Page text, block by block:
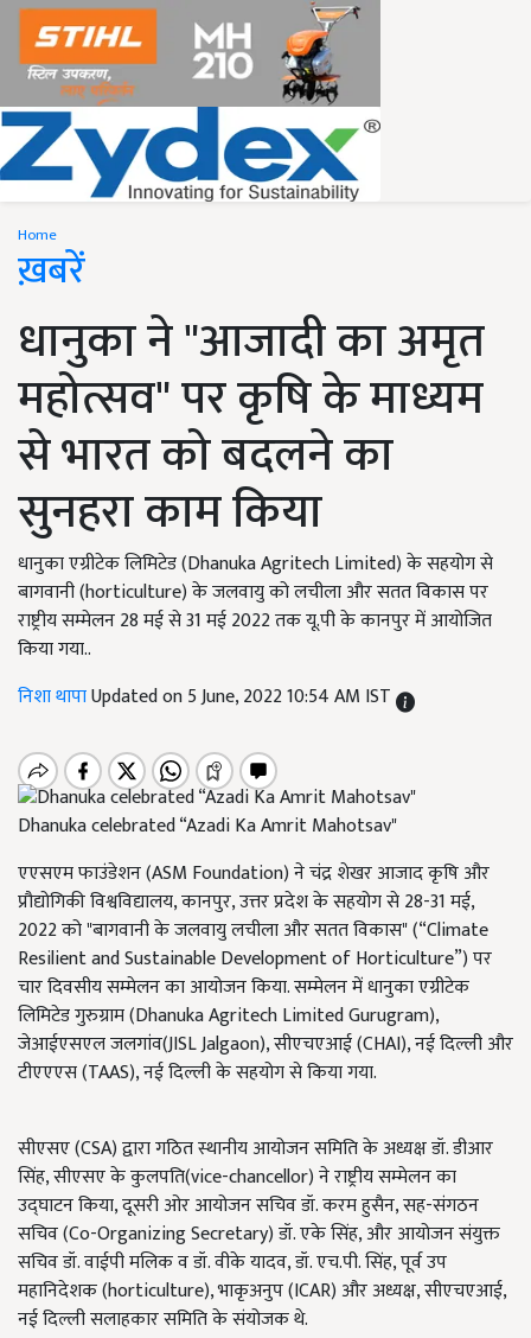
Home
ख़बरें
धानुका ने "आजादी का अमृत
महोत्सव" पर कृषि के माध्यम
से भारत को बदलने का
सुनहरा काम किया
धानुका एग्रीटेक लिमिटेड (Dhanuka Agritech Limited) के सहयोग से
बागवानी (horticulture) के जलवायु को लचीला और सतत विकास पर
राष्ट्रीय सम्मेलन 28 मई से 31 मई 2022 तक यू.पी के कानपुर में आयोजित
किया गया..
निशा थापाUpdated on 5 June, 2022 10:54 AM IST
Dhanuka celebrated “Azadi Ka Amrit Mahotsav"
एएसएम फाउंडेशन (ASM Foundation) ने चंद्र शेखर आजाद कृषि और
प्रौद्योगिकी विश्वविद्यालय, कानपुर, उत्तर प्रदेश के सहयोग से 28-31 मई,
2022 को "बागवानी के जलवायु लचीला और सतत विकास" (“Climate
Resilient and Sustainable Development of Horticulture”) पर
चार दिवसीय सम्मेलन का आयोजन किया. सम्मेलन में धानुका एग्रीटेक
लिमिटेड गुरुग्राम (Dhanuka Agritech Limited Gurugram),
जेआईएसएल जलगांव(JISL Jalgaon), सीएचएआई (CHAI), नई दिल्ली और
टीएएएस (TAAS), नई दिल्ली के सहयोग से किया गया.
सीएसए (CSA) द्वारा गठित स्थानीय आयोजन समिति के अध्यक्ष डॉ. डीआर
सिंह, सीएसए के कुलपति(vice-chancellor) ने राष्ट्रीय सम्मेलन का
उद्घाटन किया, दूसरी ओर आयोजन सचिव डॉ. करम हुसैन, सह-संगठन
सचिव (Co-Organizing Secretary) डॉ. एके सिंह, और आयोजन संयुक्त
सचिव डॉ. वाईपी मलिक व डॉ. वीके यादव, डॉ. एच.पी. सिंह, पूर्व उप
महानिदेशक (horticulture), भाकृअनुप (ICAR) और अध्यक्ष, सीएचएआई,
नई दिल्ली सलाहकार समिति के संयोजक थे.